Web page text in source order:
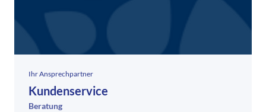
Ihr Ansprechpartner
Kundenservice
Beratung